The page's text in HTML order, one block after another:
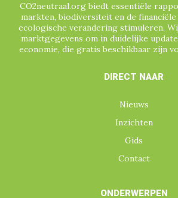
CO2neutraal.org biedt essentiële
markten, biodiversiteit en de
ecologische verandering stimuleren.
marktgegevens om in duidelijke
economie, die gratis beschikbaar zijn
DIRECT NAAR
Nieuws
Inzichten
Gids
Contact
ONDERWERPEN